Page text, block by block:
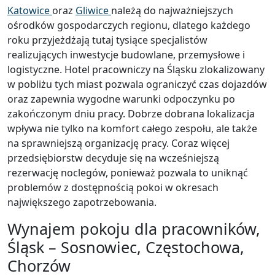
Katowice oraz Gliwice należą do najważniejszych
ośrodków gospodarczych regionu, dlatego każdego
roku przyjeżdżają tutaj tysiące specjalistów
realizujących inwestycje budowlane, przemysłowe i
logistyczne. Hotel pracowniczy na Śląsku zlokalizowany
w pobliżu tych miast pozwala ograniczyć czas dojazdów
oraz zapewnia wygodne warunki odpoczynku po
zakończonym dniu pracy. Dobrze dobrana lokalizacja
wpływa nie tylko na komfort całego zespołu, ale także
na sprawniejszą organizację pracy. Coraz więcej
przedsiębiorstw decyduje się na wcześniejszą
rezerwację noclegów, ponieważ pozwala to uniknąć
problemów z dostępnością pokoi w okresach
największego zapotrzebowania.
Wynajem pokoju dla pracowników,
Śląsk – Sosnowiec, Częstochowa,
Chorzów